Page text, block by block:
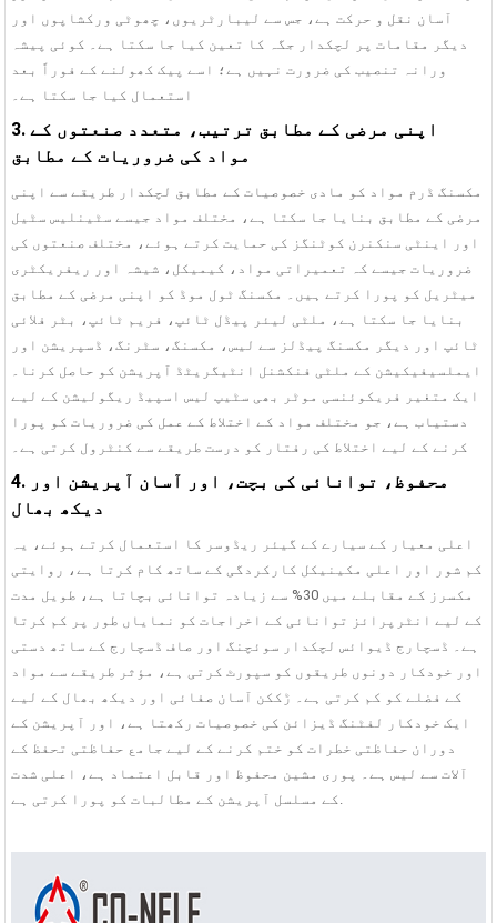
آسان نقل و حرکت ہے، جس سے لیبارٹریوں، چھوٹی ورکشاپوں اور
دیگر مقامات پر لچکدار جگہ کا تعین کیا جا سکتا ہے۔ کوئی پیشہ
ورانہ تنصیب کی ضرورت نہیں ہے؛ اسے پیک کھولنے کے فوراً بعد
استعمال کیا جا سکتا ہے۔
3. اپنی مرضی کے مطابق ترتیب، متعدد صنعتوں کے
مواد کی ضروریات کے مطابق
مکسنگ ڈرم مواد کو مادی خصوصیات کے مطابق لچکدار طریقے سے اپنی
مرضی کے مطابق بنایا جا سکتا ہے، مختلف مواد جیسے سٹینلیس سٹیل
اور اینٹی سنکنرن کوٹنگز کی حمایت کرتے ہوئے، مختلف صنعتوں کی
ضروریات جیسے کہ تعمیراتی مواد، کیمیکل، شیشہ اور ریفریکٹری
میٹریل کو پورا کرتے ہیں۔ مکسنگ ٹول موڈ کو اپنی مرضی کے مطابق
بنایا جا سکتا ہے، ملٹی لیئر پیڈل ٹائپ، فریم ٹائپ، بٹر فلائی
ٹائپ اور دیگر مکسنگ پیڈلز سے لیس، مکسنگ، سٹرنگ، ڈسپریشن اور
ایملسیفیکیشن کے ملٹی فنکشنل انٹیگریٹڈ آپریشن کو حاصل کرنا۔
ایک متغیر فریکوئنسی موٹر بھی سٹیپ لیس اسپیڈ ریگولیشن کے لیے
دستیاب ہے، جو مختلف مواد کے اختلاط کے عمل کی ضروریات کو پورا
کرنے کے لیے اختلاط کی رفتار کو درست طریقے سے کنٹرول کرتی ہے۔
4. محفوظ، توانائی کی بچت، اور آسان آپریشن اور
دیکھ بھال
اعلی معیار کے سیارے کے گیئر ریڈوسر کا استعمال کرتے ہوئے، یہ
کم شور اور اعلی مکینیکل کارکردگی کے ساتھ کام کرتا ہے، روایتی
مکسرز کے مقابلے میں 30% سے زیادہ توانائی بچاتا ہے، طویل مدت
کے لیے انٹرپرائز توانائی کے اخراجات کو نمایاں طور پر کم کرتا
ہے۔ ڈسچارج ڈیوائس لچکدار سوئچنگ اور صاف ڈسچارج کے ساتھ دستی
اور خودکار دونوں طریقوں کو سپورٹ کرتی ہے، مؤثر طریقے سے مواد
کے فضلے کو کم کرتی ہے۔ ڑککن آسان صفائی اور دیکھ بھال کے لیے
ایک خودکار لفٹنگ ڈیزائن کی خصوصیات رکھتا ہے، اور آپریشن کے
دوران حفاظتی خطرات کو ختم کرنے کے لیے جامع حفاظتی تحفظ کے
آلات سے لیس ہے۔ پوری مشین محفوظ اور قابل اعتماد ہے، اعلی شدت